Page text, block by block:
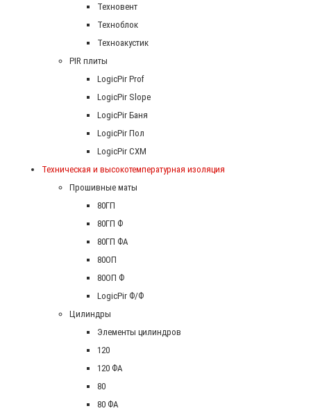
Техновент
Техноблок
Техноакустик
PIR плиты
LogicPir Prof
LogicPir Slope
LogicPir Баня
LogicPir Пол
LogicPir СХМ
Техническая и высокотемпературная изоляция
Прошивные маты
80ГП
80ГП Ф
80ГП ФА
80ОП
80ОП Ф
LogicPir Ф/Ф
Цилиндры
Элементы цилиндров
120
120 ФА
80
80 ФА